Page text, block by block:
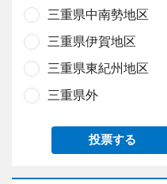
三重県中南勢地区
三重県伊賀地区
三重県東紀州地区
三重県外
投票する